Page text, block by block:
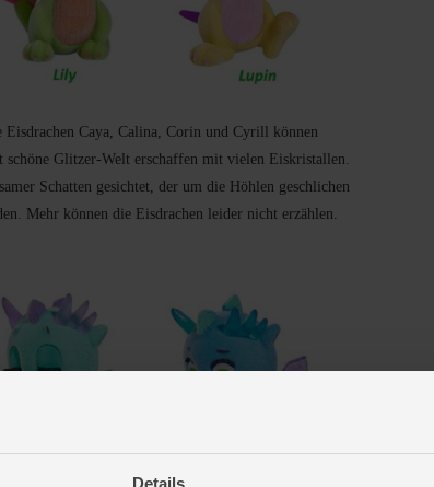
Details
Eisdrachen Caya, Calina, Corin und Cyrill können
Glitzer-Welt erschaffen mit vielen Eiskristallen.
Schatten gesichtet, der um die Höhlen geschlichen
Mehr können die Eisdrachen leider nicht erzählen.